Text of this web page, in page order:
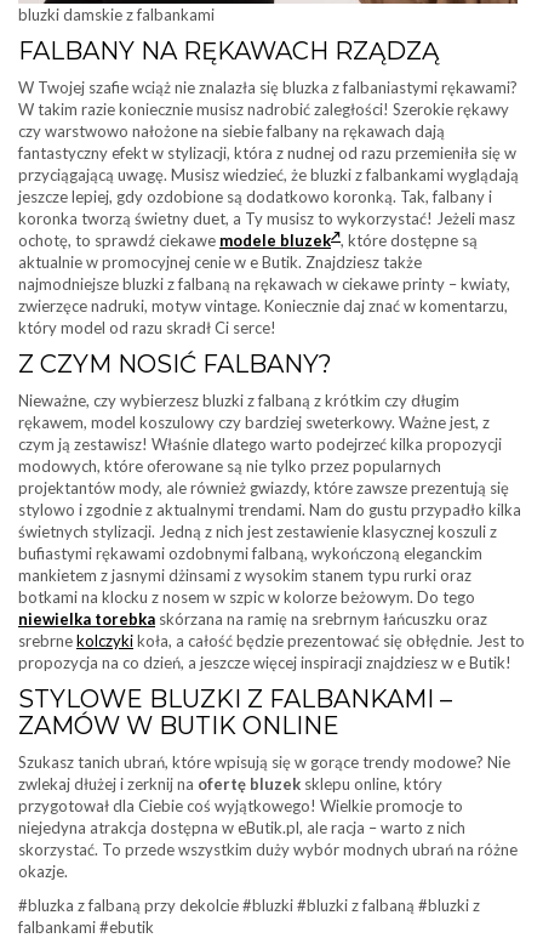
bluzki damskie z falbankami
FALBANY NA RĘKAWACH RZĄDZĄ
W Twojej szafie wciąż nie znalazła się bluzka z falbaniastymi rękawami?
W takim razie koniecznie musisz nadrobić zaległości! Szerokie rękawy
czy warstwowo nałożone na siebie falbany na rękawach dają
fantastyczny efekt w stylizacji, która z nudnej od razu przemieniła się w
przyciągającą uwagę. Musisz wiedzieć, że bluzki z falbankami wyglądają
jeszcze lepiej, gdy ozdobione są dodatkowo koronką. Tak, falbany i
koronka tworzą świetny duet, a Ty musisz to wykorzystać! Jeżeli masz
ochotę, to sprawdź ciekawe modele bluzek , które dostępne są
aktualnie w promocyjnej cenie w e Butik. Znajdziesz także
najmodniejsze bluzki z falbaną na rękawach w ciekawe printy – kwiaty,
zwierzęce nadruki, motyw vintage. Koniecznie daj znać w komentarzu,
który model od razu skradł Ci serce!
Z CZYM NOSIĆ FALBANY?
Nieważne, czy wybierzesz bluzki z falbaną z krótkim czy długim
rękawem, model koszulowy czy bardziej sweterkowy. Ważne jest, z
czym ją zestawisz! Właśnie dlatego warto podejrzeć kilka propozycji
modowych, które oferowane są nie tylko przez popularnych
projektantów mody, ale również gwiazdy, które zawsze prezentują się
stylowo i zgodnie z aktualnymi trendami. Nam do gustu przypadło kilka
świetnych stylizacji. Jedną z nich jest zestawienie klasycznej koszuli z
bufiastymi rękawami ozdobnymi falbaną, wykończoną eleganckim
mankietem z jasnymi dżinsami z wysokim stanem typu rurki oraz
botkami na klocku z nosem w szpic w kolorze beżowym. Do tego
niewielka torebka skórzana na ramię na srebrnym łańcuszku oraz
srebrnekolczykikoła, a całość będzie prezentować się obłędnie. Jest to
propozycja na co dzień, a jeszcze więcej inspiracji znajdziesz w e Butik!
STYLOWE BLUZKI Z FALBANKAMI –
ZAMÓW W BUTIK ONLINE
Szukasz tanich ubrań, które wpisują się w gorące trendy modowe? Nie
zwlekaj dłużej i zerknij na ofertę bluzek sklepu online, który
przygotował dla Ciebie coś wyjątkowego! Wielkie promocje to
niejedyna atrakcja dostępna w eButik.pl, ale racja – warto z nich
skorzystać. To przede wszystkim duży wybór modnych ubrań na różne
okazje.
#bluzka z falbaną przy dekolcie #bluzki #bluzki z falbaną #bluzki z
falbankami #ebutik